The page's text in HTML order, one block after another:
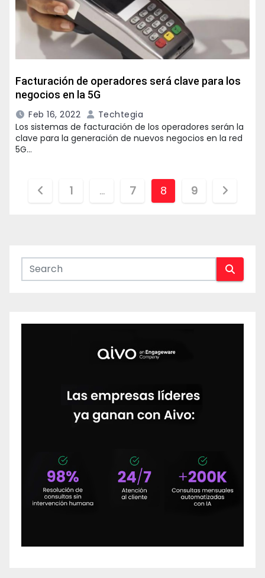
Facturación de operadores será clave para los
negocios en la 5G
Feb 16, 2022
Techtegia
Los sistemas de facturación de los operadores serán la
clave para la generación de nuevos negocios en la red
5G…
Paginación
1 … 7 8 9